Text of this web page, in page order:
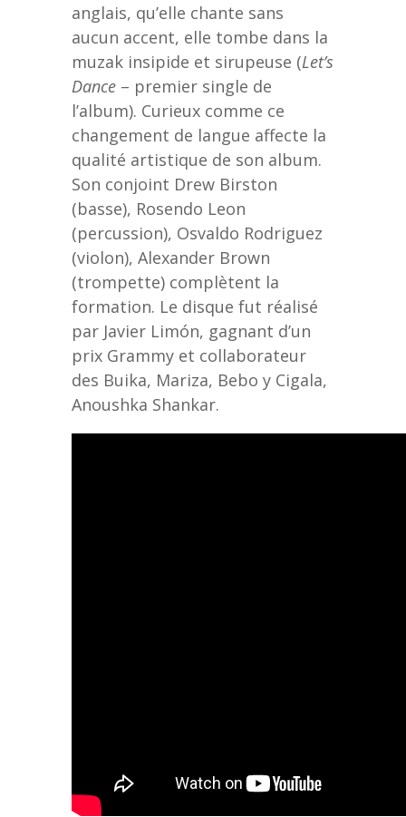
anglais, qu’elle chante sans
aucun accent, elle tombe dans la
muzak insipide et sirupeuse (Let’s
Dance – premier single de
l’album). Curieux comme ce
changement de langue affecte la
qualité artistique de son album.
Son conjoint Drew Birston
(basse), Rosendo Leon
(percussion), Osvaldo Rodriguez
(violon), Alexander Brown
(trompette) complètent la
formation. Le disque fut réalisé
par Javier Limón, gagnant d’un
prix Grammy et collaborateur
des Buika, Mariza, Bebo y Cigala,
Anoushka Shankar.